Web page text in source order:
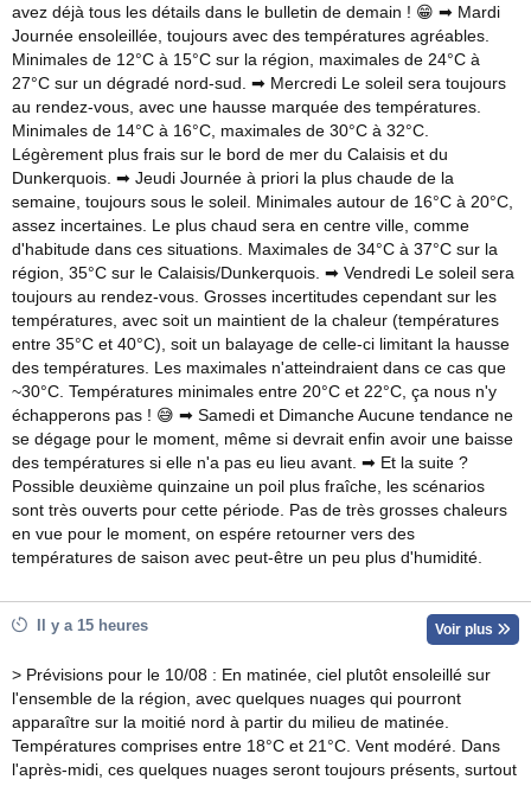
avez déjà tous les détails dans le bulletin de demain ! 😁 ➡ Mardi
Journée ensoleillée, toujours avec des températures agréables.
Minimales de 12°C à 15°C sur la région, maximales de 24°C à
27°C sur un dégradé nord-sud. ➡ Mercredi Le soleil sera toujours
au rendez-vous, avec une hausse marquée des températures.
Minimales de 14°C à 16°C, maximales de 30°C à 32°C.
Légèrement plus frais sur le bord de mer du Calaisis et du
Dunkerquois. ➡ Jeudi Journée à priori la plus chaude de la
semaine, toujours sous le soleil. Minimales autour de 16°C à 20°C,
assez incertaines. Le plus chaud sera en centre ville, comme
d'habitude dans ces situations. Maximales de 34°C à 37°C sur la
région, 35°C sur le Calaisis/Dunkerquois. ➡ Vendredi Le soleil sera
toujours au rendez-vous. Grosses incertitudes cependant sur les
températures, avec soit un maintient de la chaleur (températures
entre 35°C et 40°C), soit un balayage de celle-ci limitant la hausse
des températures. Les maximales n'atteindraient dans ce cas que
~30°C. Températures minimales entre 20°C et 22°C, ça nous n'y
échapperons pas ! 😅 ➡ Samedi et Dimanche Aucune tendance ne
se dégage pour le moment, même si devrait enfin avoir une baisse
des températures si elle n'a pas eu lieu avant. ➡ Et la suite ?
Possible deuxième quinzaine un poil plus fraîche, les scénarios
sont très ouverts pour cette période. Pas de très grosses chaleurs
en vue pour le moment, on espére retourner vers des
températures de saison avec peut-être un peu plus d'humidité.
Il y a 15 heures Voir plus
> Prévisions pour le 10/08 : En matinée, ciel plutôt ensoleillé sur
l'ensemble de la région, avec quelques nuages qui pourront
apparaître sur la moitié nord à partir du milieu de matinée.
Températures comprises entre 18°C et 21°C. Vent modéré. Dans
l'après-midi, ces quelques nuages seront toujours présents, surtout